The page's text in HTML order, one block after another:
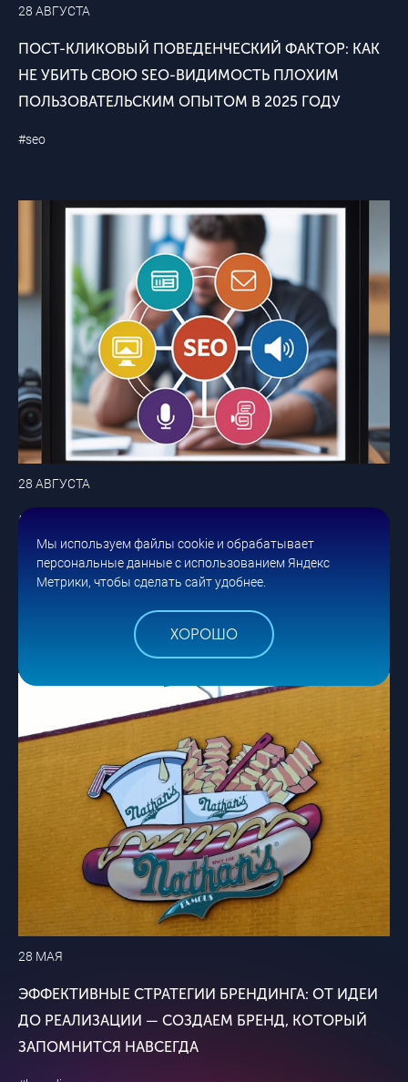
28 АВГУСТА
ПОСТ-КЛИКОВЫЙ ПОВЕДЕНЧЕСКИЙ ФАКТОР: КАК
НЕ УБИТЬ СВОЮ SEO-ВИДИМОСТЬ ПЛОХИМ
ПОЛЬЗОВАТЕЛЬСКИМ ОПЫТОМ В 2025 ГОДУ
#seo
28 АВГУСТА
МУЛЬТИМОДАЛЬНОЕ SEO: ОБЪЕДИНЯЕМ ТЕКСТ,
ИЗОБРАЖЕНИЯ, ВИДЕО И АУДИО В ЕДИНУЮ
СТРАТЕГИЮ 2025
28 МАЯ
ЭФФЕКТИВНЫЕ СТРАТЕГИИ БРЕНДИНГА: ОТ ИДЕИ
ДО РЕАЛИЗАЦИИ — СОЗДАЕМ БРЕНД, КОТОРЫЙ
ЗАПОМНИТСЯ НАВСЕГДА
Мы используем файлы cookie и обрабатывает
персональные данные с использованием Яндекс
Метрики, чтобы сделать сайт удобнее.
ХОРОШО